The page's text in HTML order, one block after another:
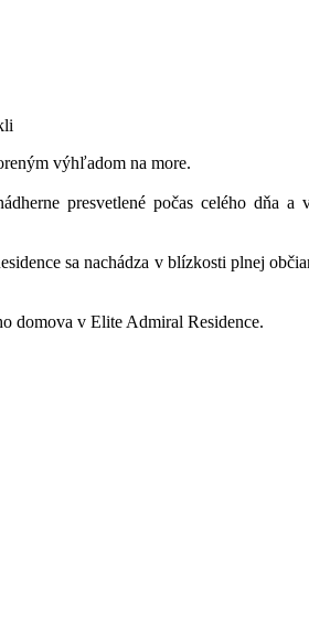
výhľadom na more.
presvetlené počas celého dňa a
sa nachádza v blízkosti plnej
domova v Elite Admiral Residence.